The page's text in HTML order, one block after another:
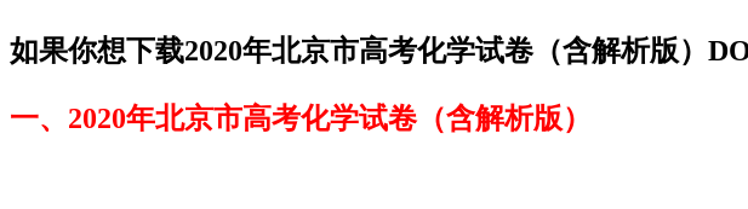
如果你想下载2020年北京市高考化学试卷（含解析版）
一、2020年北京市高考化学试卷（含解析版）